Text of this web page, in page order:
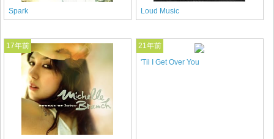
Spark Loud Music
17年前
21年前
'Til I Get Over You